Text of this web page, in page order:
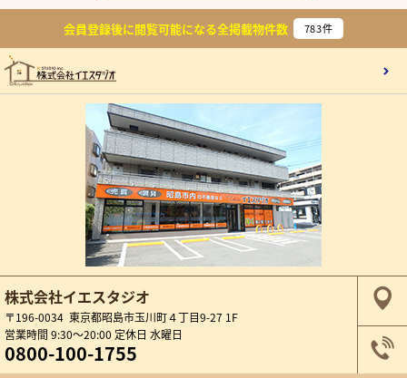
会員登録後に閲覧可能になる全掲載物件数 783件
株式会社イエスタジオ
〒196-0034 東京都昭島市玉川町４丁目9-27 1F
営業時間 9:30～20:00 定休日 水曜日
0800-100-1755